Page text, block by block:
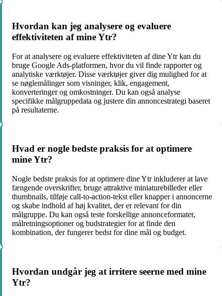
Hvordan kan jeg analysere og evaluere
effektiviteten af mine Ytr?
For at analysere og evaluere effektiviteten af dine Ytr kan du
bruge Google Ads-platformen, hvor du vil finde rapporter og
analytiske værktøjer. Disse værktøjer giver dig mulighed for at
se nøglemålinger som visninger, klik, engagement,
konverteringer og omkostninger. Du kan også analyse
specifikke målgruppedata og justere din annoncestrategi baseret
på resultaterne.
Hvad er nogle bedste praksis for at optimere
mine Ytr?
Nogle bedste praksis for at optimere dine Ytr inkluderer at lave
fængende overskrifter, bruge attraktive miniaturebilleder eller
thumbnails, tilføje call-to-action-tekst eller knapper i annoncerne
og skabe indhold af høj kvalitet, der er relevant for din
målgruppe. Du kan også teste forskellige annonceformater,
målretningsoptioner og budstrategier for at finde den
kombination, der fungerer bedst for dine mål og budget.
Hvordan undgår jeg at irritere seerne med mine
Ytr?